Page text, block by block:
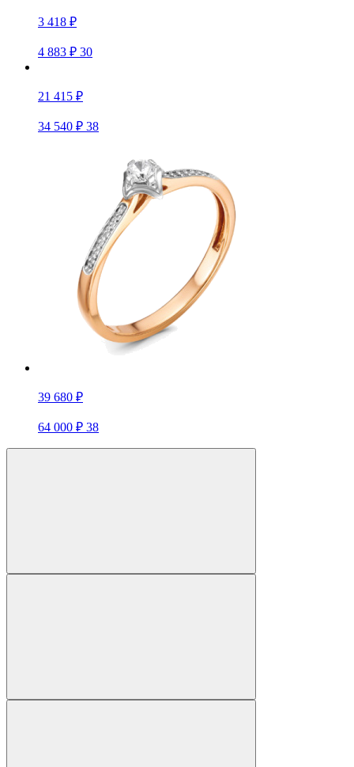
3 418 ₽
4 883 ₽ 30
21 415 ₽
34 540 ₽ 38
39 680 ₽
64 000 ₽ 38